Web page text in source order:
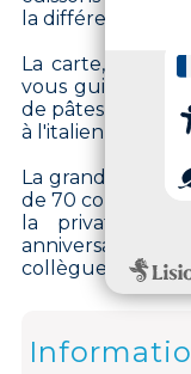
la différence.
La carte, variée
vous guide de
de pâtes, pizzas
à l'italienne de la
La grande salle,
de 70 couverts.
la
anniversaires,
collègues…